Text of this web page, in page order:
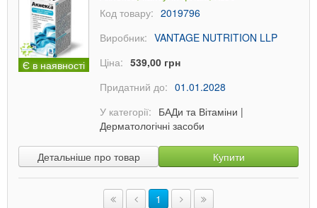
Є в наявності
Код товару: 2019796
Виробник: VANTAGE NUTRITION LLP
Ціна: 539,00 грн
Придатний до: 01.01.2028
У категорії: БАДи та Вітаміни |
Дерматологічні засоби
Детальніше про товар Купити
1